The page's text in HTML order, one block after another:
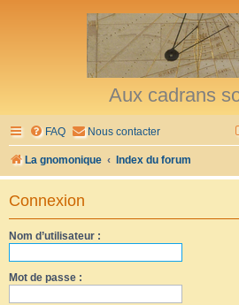
Aux cadrans
FAQ Nous contacter
La gnomonique Index du forum
Connexion
Nom d’utilisateur :
Mot de passe :